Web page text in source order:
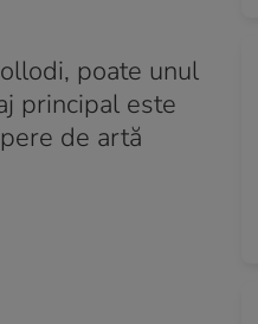
poate unul
principal este
de artă